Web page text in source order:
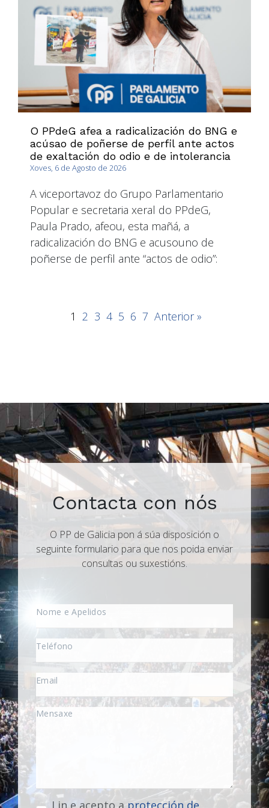
O PPdeG afea a radicalización do BNG e
acúsao de poñerse de perfil ante actos
de exaltación do odio e de intolerancia
Xoves, 6 de Agosto de 2026
A viceportavoz do Grupo Parlamentario
Popular e secretaria xeral do PPdeG,
Paula Prado, afeou, esta mañá, a
radicalización do BNG e acusouno de
poñerse de perfil ante “actos de odio”:
1 2 3 4 5 6 7 Anterior »
Contacta con nós
O PP de Galicia pon á súa disposición o
seguinte formulario para que nos poida enviar
consultas ou suxestións.
Lin e acepto a protección de